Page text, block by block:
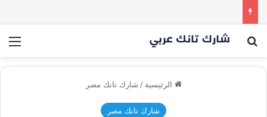
بحث عن
الرئيسية / شارك تانك مصر
شارك تانك مصر